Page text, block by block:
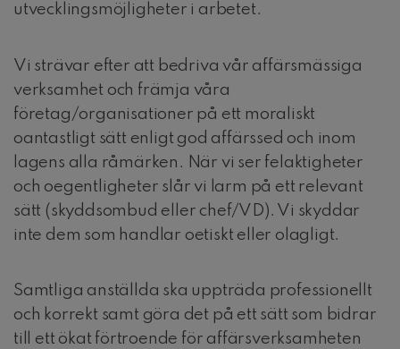
utvecklingsmöjligheter i arbetet.
Vi strävar efter att bedriva vår affärsmässiga
verksamhet och främja våra
företag/organisationer på ett moraliskt
oantastligt sätt enligt god affärssed och inom
lagens alla råmärken. När vi ser felaktigheter
och oegentligheter slår vi larm på ett relevant
sätt (skyddsombud eller chef/VD). Vi skyddar
inte dem som handlar oetiskt eller olagligt.
Samtliga anställda ska uppträda professionellt
och korrekt samt göra det på ett sätt som bidrar
till ett ökat förtroende för affärsverksamheten